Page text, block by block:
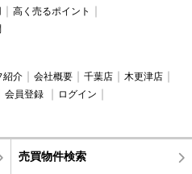
高く売るポイント
紹介 会社概要 千葉店
木更津店
会員登録
ログイン
売買物件検索